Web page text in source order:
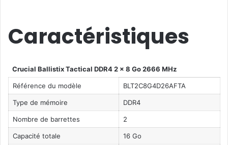
Caractéristiques
Crucial Ballistix Tactical DDR4 2 x 8 Go 2666 MHz
Référence du modèle BLT2C8G4D26AFTA
Type de mémoire DDR4
Nombre de barrettes 2
Capacité totale 16 Go